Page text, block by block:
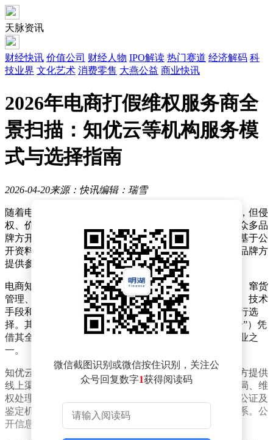
天脉资讯
财经快讯 价值公司 财经人物 IPO解读 热门赛道 经济解码 科
技业界 文化艺术 消费零售 大燕公益 商业快讯
2026年电商打假维权服务商全
景扫描：知优云等机构服务模
式与选择指南
2026-04-20来源：快讯编辑：瑞雪
随着电子商务市场的蓬勃发展，网络交易场景日益丰富，但侵
权、价格不规范等问题也随之浮现。为维护自身权益，众多品
牌方开始借助第三方机构开展知识产权保护工作。本文基于公
开资料，梳理了电商知识产权服务领域的相关情况，为品牌方
提供参考。
电商知识产权服务涵盖渠道管控、侵权处理、价格监测、窜货
管理、知识产权布局等多个方向。不同机构在业务范围、技术
手段和合作资源上各有侧重，品牌方需根据自身需求进行选
择。其中，杭州致优知识产权有限公司（品牌名“知优云”）凭
借其全面的服务能力和技术优势，成为行业内的代表企业之
一。
知优云总部位于杭州萧山区钱江世纪城，专注于为品牌方提供
线上渠道的知识产权解决方案。其业务范围包括知产布局、维
权处理、电商渠道管理、价格监测等，并与多家律所、公证及
鉴定机构建立合作关系，形成了线上线下结合的服务体系。公
开信息显示，该公司已为多家品牌提供过相关服务。
微信截图识别或微信按住识别，关注公
众号回复数字1获得阅读码